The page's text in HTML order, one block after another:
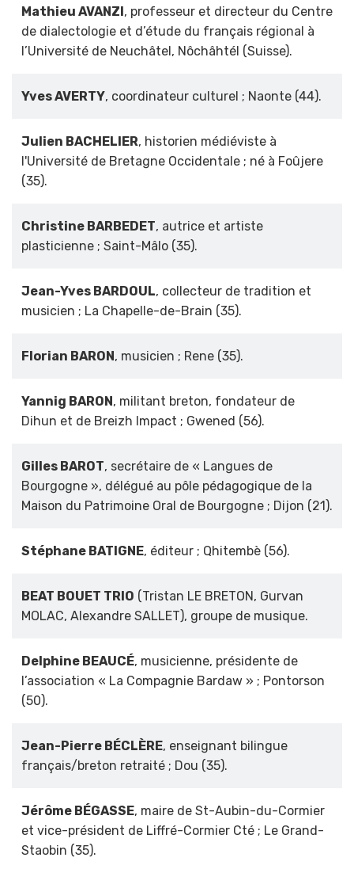
Mathieu AVANZI, professeur et directeur du Centre
de dialectologie et d’étude du français régional à
l’Université de Neuchâtel, Nôchâhtél (Suisse).
Yves AVERTY, coordinateur culturel ; Naonte (44).
Julien BACHELIER, historien médiéviste à
l'Université de Bretagne Occidentale ; né à Foûjere
(35).
Christine BARBEDET, autrice et artiste
plasticienne ; Saint-Mâlo (35).
Jean-Yves BARDOUL, collecteur de tradition et
musicien ; La Chapelle-de-Brain (35).
Florian BARON, musicien ; Rene (35).
Yannig BARON, militant breton, fondateur de
Dihun et de Breizh Impact ; Gwened (56).
Gilles BAROT, secrétaire de « Langues de
Bourgogne », délégué au pôle pédagogique de la
Maison du Patrimoine Oral de Bourgogne ; Dijon (21).
Stéphane BATIGNE, éditeur ; Qhitembè (56).
BEAT BOUET TRIO (Tristan LE BRETON, Gurvan
MOLAC, Alexandre SALLET), groupe de musique.
Delphine BEAUCÉ, musicienne, présidente de
l’association « La Compagnie Bardaw » ; Pontorson
(50).
Jean-Pierre BÉCLÈRE, enseignant bilingue
français/breton retraité ; Dou (35).
Jérôme BÉGASSE, maire de St-Aubin-du-Cormier
et vice-président de Liffré-Cormier Cté ; Le Grand-
Staobin (35).